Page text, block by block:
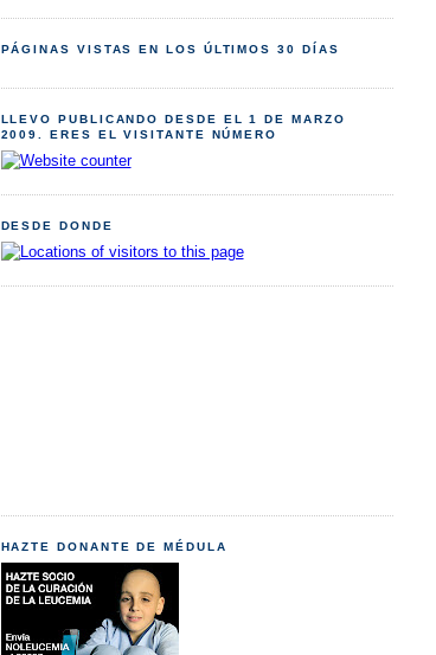
PÁGINAS VISTAS EN LOS ÚLTIMOS 30 DÍAS
LLEVO PUBLICANDO DESDE EL 1 DE MARZO
2009. ERES EL VISITANTE NÚMERO
DESDE DONDE
HAZTE DONANTE DE MÉDULA